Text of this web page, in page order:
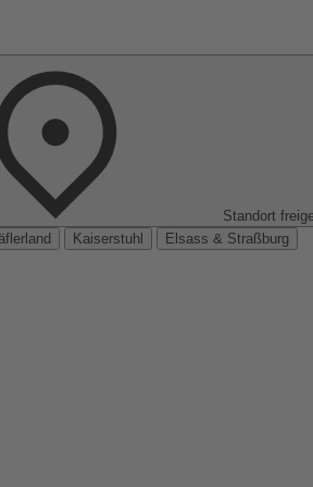
Standort
Kaiserstuhl
Elsass & Straßburg